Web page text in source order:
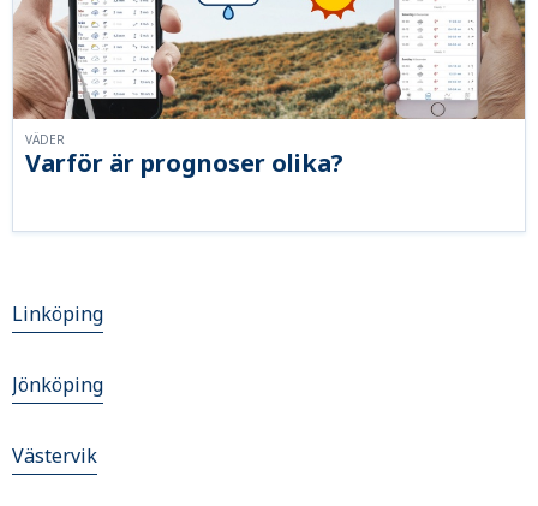
Varför är prognoser olika?
VÄDER
Linköping
Jönköping
Västervik